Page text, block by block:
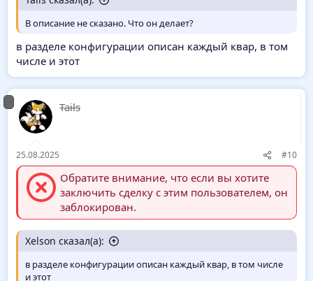
В описание не сказано. Что он делает?
в разделе конфигурации описан каждый квар, в том
числе и этот
Tails
25.08.2025 #10
Обратите внимание, что если вы хотите
заключить сделку с этим пользователем, он
заблокирован.
Xelson сказал(а):
в разделе конфигурации описан каждый квар, в том числе
и этот